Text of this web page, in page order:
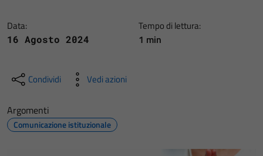
Data:
16 Agosto 2024
Tempo di lettura:
1 min
Condividi Vedi azioni
Argomenti
Comunicazione istituzionale